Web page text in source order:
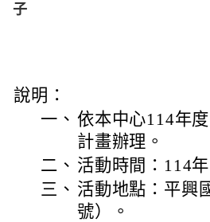
子
說明：
一、 依本中心114年
計畫辦理。
二、 活動時間：114
三、 活動地點：平興
號）。